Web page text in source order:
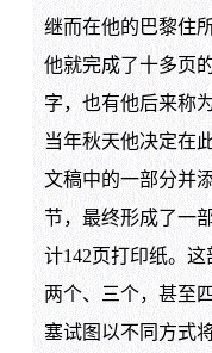
继而在他的巴黎住
他就完成了十多页
字，也有他后来称
当年秋天他决定在
文稿中的一部分并
节，最终形成了一
计142页打印纸。
两个、三个，甚至
塞试图以不同方式